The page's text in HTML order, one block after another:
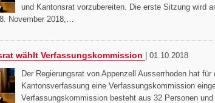
und Kantonsrat vorzubereiten. Die erste Sitzung wird
November 2018,…
wählt Verfassungskommission
01.10.2018
Der Regierungsrat von Appenzell Ausserrhoden hat
Kantonsverfassung eine Verfassungskommission
Verfassungskommission besteht aus 32 Personen